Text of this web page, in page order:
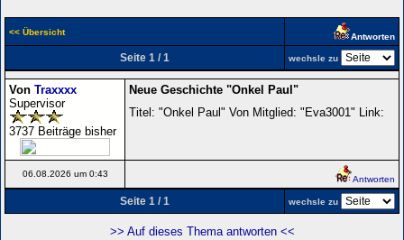
<< Übersicht Antworten
Seite 1 / 1 wechsle zu
Von Traxxxx
Supervisor
3737 Beiträge bisher
Neue Geschichte "Onkel Paul"
Titel: "Onkel Paul" Von Mitglied: "Eva3001" Link:
06.08.2026 um 0:43
Antworten
Seite 1 / 1 wechsle zu
>> Auf dieses Thema antworten <<